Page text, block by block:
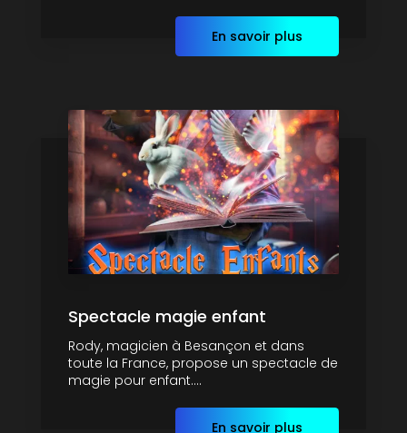
En savoir plus
Spectacle magie enfant
Rody, magicien à Besançon et dans
toute la France, propose un spectacle de
magie pour enfant....
En savoir plus